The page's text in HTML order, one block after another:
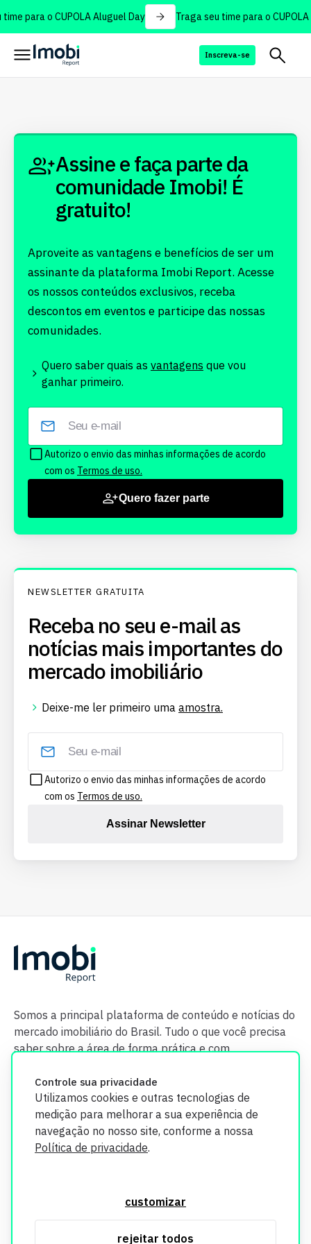
para o CUPOLA Aluguel Day Traga seu time para o CUPOLA
Inscreva-se
Controle sua privacidade
Utilizamos cookies e outras tecnologias de
medição para melhorar a sua experiência de
navegação no nosso site, conforme a nossa
Política de privacidade.
customizar
rejeitar todos
Assine e faça parte da
comunidade Imobi! É
gratuito!
Aproveite as vantagens e benefícios de ser um
assinante da plataforma Imobi Report. Acesse
os nossos conteúdos exclusivos, receba
descontos em eventos e participe das nossas
comunidades.
Quero saber quais as vantagens que vou
ganhar primeiro.
Autorizo o envio das minhas informações de acordo
com os Termos de uso.
Quero fazer parte
NEWSLETTER GRATUITA
Receba no seu e-mail as
notícias mais importantes do
mercado imobiliário
Deixe-me ler primeiro uma amostra.
Autorizo o envio das minhas informações de acordo
com os Termos de uso.
Assinar Newsletter
Somos a principal plataforma de conteúdo e notícias do
mercado imobiliário do Brasil. Tudo o que você precisa
saber sobre a área de forma prática e com
segurança. Todos os dados coletados em nosso site são
utilizados exclusivamente para fins de aprimoramento de
informações, consulte nossa Política de Privacidade.